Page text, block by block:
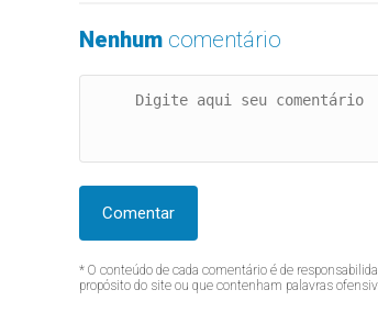
Nenhum comentário
Comentar
* O conteúdo de cada comentário é de
propósito do site ou que contenham palavras